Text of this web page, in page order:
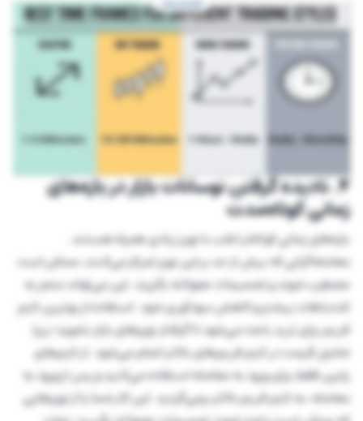
۴. نادیده گرفتن نوسانات بازار در بازه‌های
زمانی کوتاه‌مدت
بازه‌های زمانی کوتاه‌تر اغلب با نویز زیادی همراه هستند.
معامله‌گرانی که بیش از حد بر این نویز تمرکز می‌کنند، ممکن است
مضطرب شوند و تصمیمات عجولانه بگیرند. این می‌تواند منجر به
اشتباهات بیشتر و کاهش سودآوری شود. استفاده از بهترین تایم
فریم برای ترید باعث می‌شود تا گرفتار نویزهای بازار نشوید؛ زیرا
تحلیل قیمت در تایم فریم‌های بالاتر انجام می‌شود. از تایم‌های
پایین فقط برای ورود به معامله استفاده می‌کنید و پس از ورود به
معامله، به تایم فریم بالاتر برمی‌گردید. این کار شما را از نویزهایی